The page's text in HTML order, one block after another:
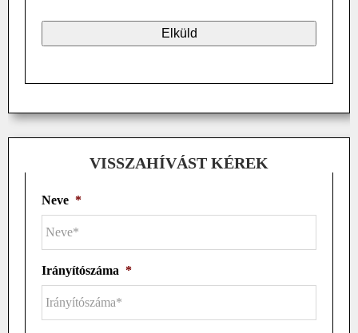
VISSZAHÍVÁST KÉREK
Neve *
Irányítószáma *